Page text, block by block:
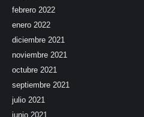
febrero 2022
enero 2022
diciembre 2021
noviembre 2021
octubre 2021
septiembre 2021
julio 2021
junio 2021